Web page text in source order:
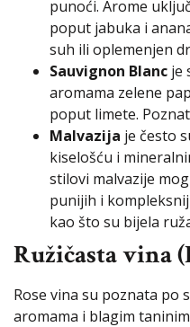
punoći. Arome
poput jabuka i
suh ili oplemenjen
Sauvignon Blanc je
aromama zelene
poput limete.
Malvazija je često
kiselošću i
stilovi malvazije
punijih i
kao što su bijela
Ružičasta vina
Rose vina su poznata po
aromama i blagim